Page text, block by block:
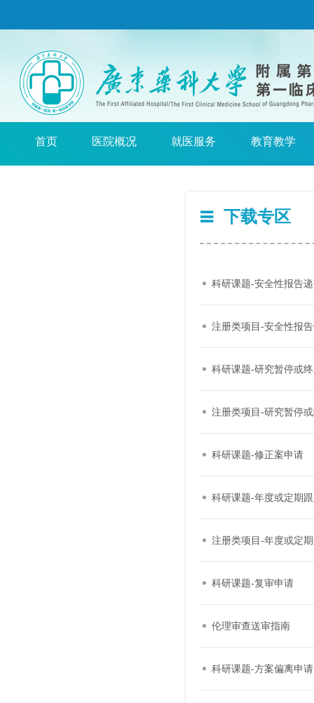
首页 医院概况 就医服务 教育教学
下载专区
科研课题-安全性报告
注册类项目-安全性报
科研课题-研究暂停或
注册类项目-研究暂停
科研课题-修正案申请
科研课题-年度或定期
注册类项目-年度或定
科研课题-复审申请
伦理审查送审指南
科研课题-方案偏离申请